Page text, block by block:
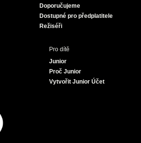
Doporučujeme
Dostupné pro předplatitele
Režiséři
Pro dítě
Junior
Proč Junior
Vytvořit Junior Účet